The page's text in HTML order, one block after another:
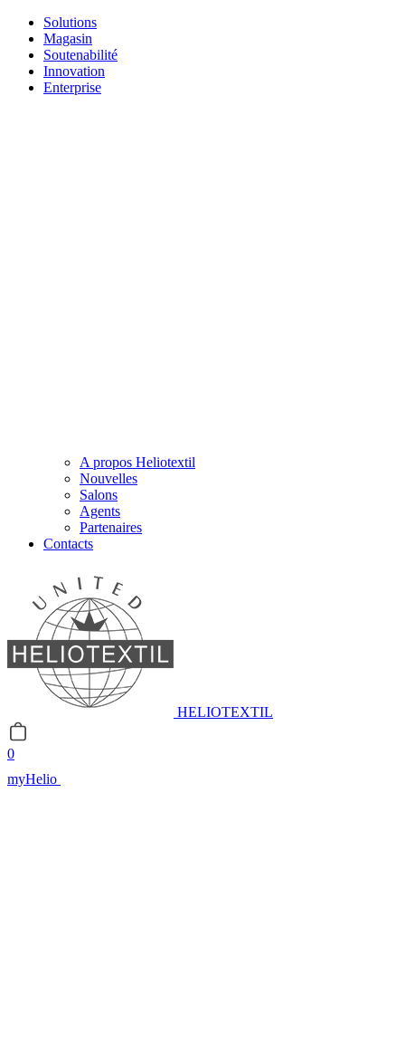
Solutions
Magasin
Soutenabilité
Innovation
Enterprise
A propos Heliotextil
Nouvelles
Salons
Agents
Partenaires
Contacts
HELIOTEXTIL
0
myHelio